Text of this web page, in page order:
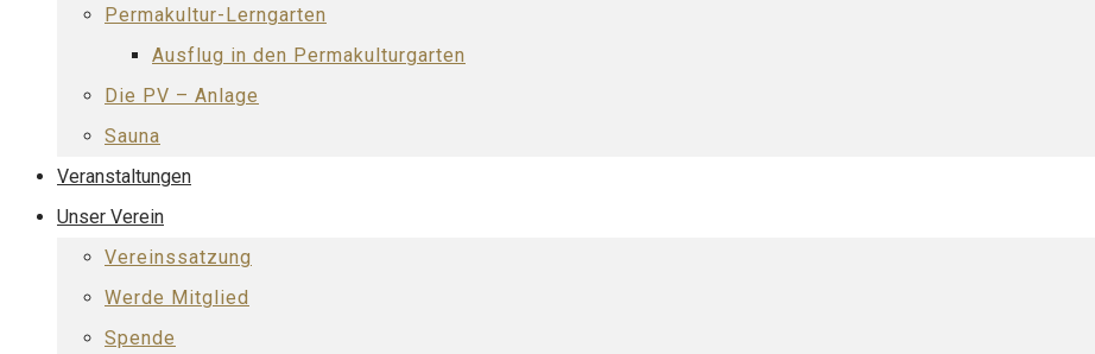
Permakultur-Lerngarten
Ausflug in den Permakulturgarten
Die PV – Anlage
Sauna
Veranstaltungen
Unser Verein
Vereinssatzung
Werde Mitglied
Spende